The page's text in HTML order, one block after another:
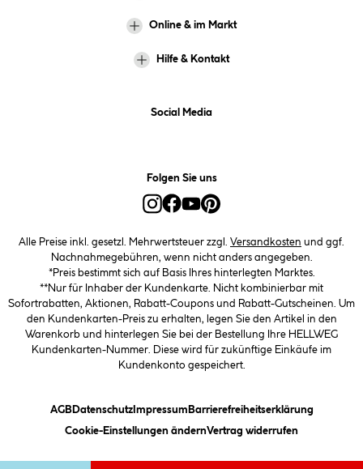
Online & im Markt
Hilfe & Kontakt
Social Media
Folgen Sie uns
Alle Preise inkl. gesetzl. Mehrwertsteuer zzgl. Versandkosten und ggf.
Nachnahmegebühren, wenn nicht anders angegeben.
*Preis bestimmt sich auf Basis Ihres hinterlegten Marktes.
**Nur für Inhaber der Kundenkarte. Nicht kombinierbar mit
Sofortrabatten, Aktionen, Rabatt-Coupons und Rabatt-Gutscheinen. Um
den Kundenkarten-Preis zu erhalten, legen Sie den Artikel in den
Warenkorb und hinterlegen Sie bei der Bestellung Ihre HELLWEG
Kundenkarten-Nummer. Diese wird für zukünftige Einkäufe im
Kundenkonto gespeichert.
AGB(öffnet ein Dialogfeld)
Datenschutz(öffnet ein Dialogfeld)
Impressum(öffnet ein Dialogfeld)
Barrierefreiheitserklärung(öffnet
Cookie-Einstellungen ändern(öffnet ein Dialogfeld)
Vertrag widerrufen